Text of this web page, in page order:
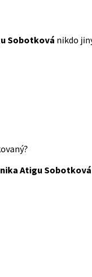
Sobotková nikdo
Atigu Sobotková